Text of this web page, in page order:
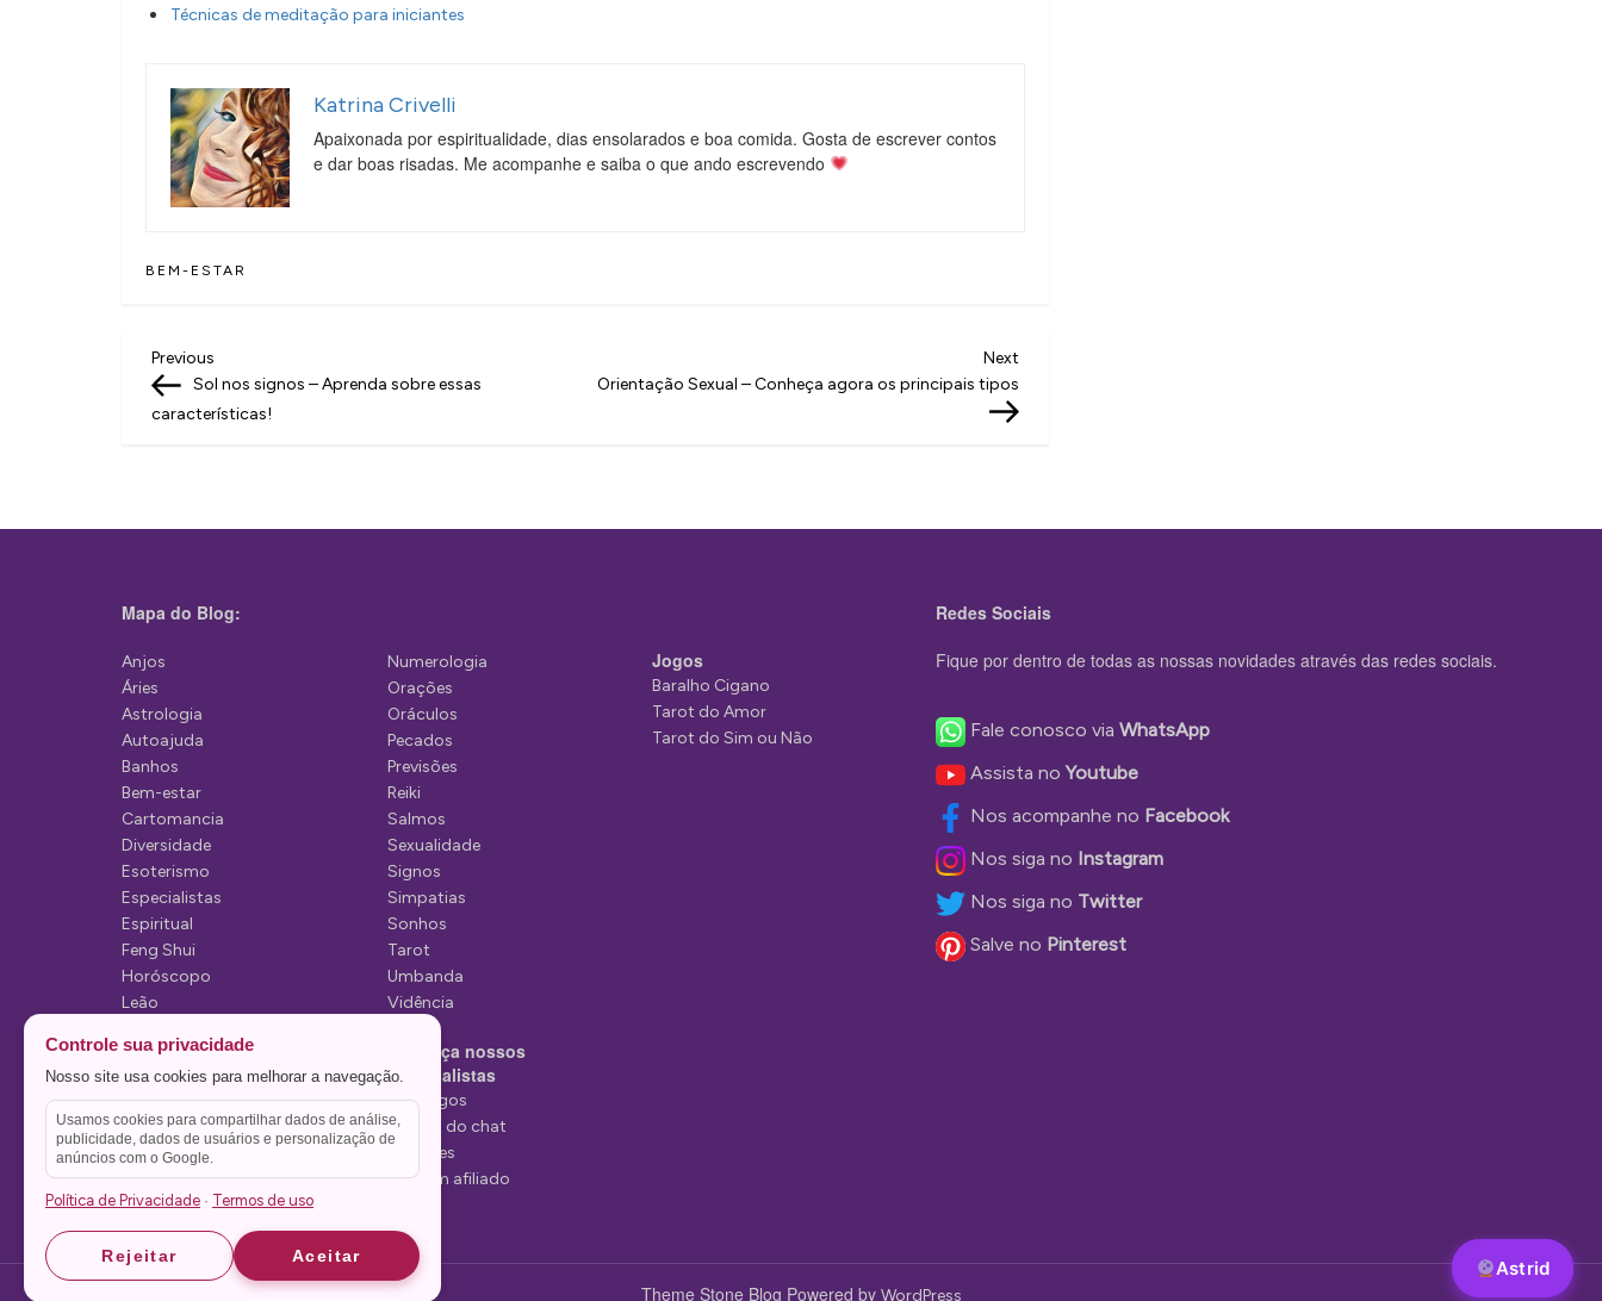
Técnicas de meditação para iniciantes
Katrina Crivelli
Apaixonada por espiritualidade, dias ensolarados e boa comida. Gosta de escrever contos
e dar boas risadas. Me acompanhe e saiba o que ando escrevendo
BEM-ESTAR
N
a
g
ç
o
d
e
P
o
s
t
Previous
Post
Previous
Sol nos signos – Aprenda sobre essas
características!
Next
Orientação Sexual – Conheça agora os principais tipos
Mapa do Blog:
Anjos
Áries
Astrologia
Autoajuda
Banhos
Bem-estar
Cartomancia
Diversidade
Esoterismo
Especialistas
Espiritual
Feng Shui
Horóscopo
Leão
Mediunidade
Mensagens
Numerologia
Orações
Oráculos
Pecados
Previsões
Reiki
Salmos
Sexualidade
Signos
Simpatias
Sonhos
Tarot
Umbanda
Vidência
Conheça nossos
Especialistas
Tarólogos
Estelas do chat
Videntes
Seja um afiliado
Jogos
Baralho Cigano
Tarot do Amor
Tarot do Sim ou Não
Redes Sociais
Fique por dentro de todas as nossas novidades através das redes sociais.
Fale conosco via WhatsApp
Assista noYoutube
Nos acompanhe no Facebook
Nos siga no Instagram
Nos siga no Twitter
Salve no Pinterest
Theme Stone Blog Powered by WordPress
Astrid
Astrid
Controle sua privacidade
Nosso site usa cookies para melhorar a navegação.
Usamos cookies para compartilhar dados de análise,
publicidade, dados de usuários e personalização de
anúncios com o Google.
Política de Privacidade · Termos de uso
Rejeitar Aceitar